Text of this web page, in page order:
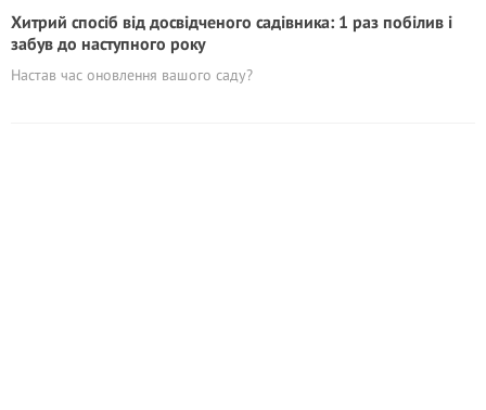
Хитрий спосіб від досвідченого садівника: 1 раз побілив і
забув до наступного року
Настав час оновлення вашого саду?